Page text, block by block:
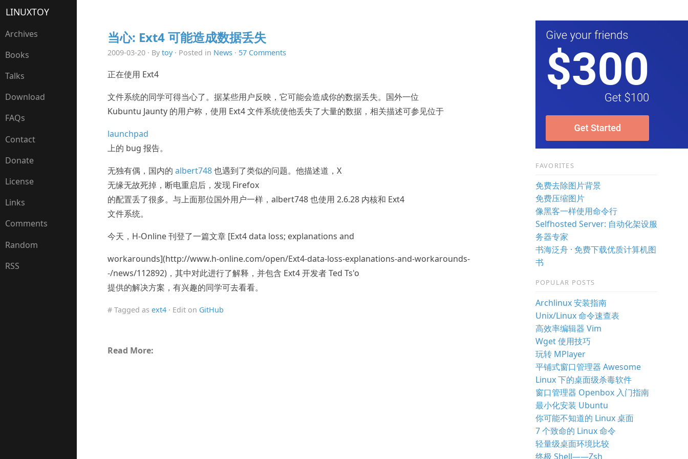
LINUXTOY
Archives
Books
Talks
Download
FAQs
Contact
Donate
License
Links
Comments
Random
RSS
当心: Ext4 可能造成数据丢失
2009-03-20 · By toy· Posted in News· 57 Comments
正在使用 Ext4
文件系统的同学可得当心了。据某些用户反映，它可能会造成你的数据丢失。国外一位
Kubuntu Jaunty 的用户称，使用 Ext4 文件系统使他丢失了大量的数据，相关描述可参见位于
launchpad
上的 bug 报告。
无独有偶，国内的 albert748也遇到了类似的问题。他描述道，X
无缘无故死掉，断电重启后，发现 Firefox
的配置丢了很多。与上面那位国外用户一样，albert748 也使用 2.6.28 内核和 Ext4
文件系统。
今天，H-Online 刊登了一篇文章 [Ext4 data loss; explanations and
workarounds](http://www.h-online.com/open/Ext4-data-loss-explanations-and-workarounds-
-/news/112892)，其中对此进行了解释，并包含 Ext4 开发者 Ted Ts'o
提供的解决方案，有兴趣的同学可去看看。
# Tagged as ext4· Edit on GitHub
Read More:
FAVORITES
免费去除图片背景
免费压缩图片
像黑客一样使用命令行
Selfhosted Server: 自动化架设服
务器专家
书海泛舟 · 免费下载优质计算机图
书
POPULAR POSTS
Archlinux 安装指南
Unix/Linux 命令速查表
高效率编辑器 Vim
Wget 使用技巧
玩转 MPlayer
平铺式窗口管理器 Awesome
Linux 下的桌面级杀毒软件
窗口管理器 Openbox 入门指南
最小化安装 Ubuntu
你可能不知道的 Linux 桌面
7 个致命的 Linux 命令
轻量级桌面环境比较
终极 Shell——Zsh